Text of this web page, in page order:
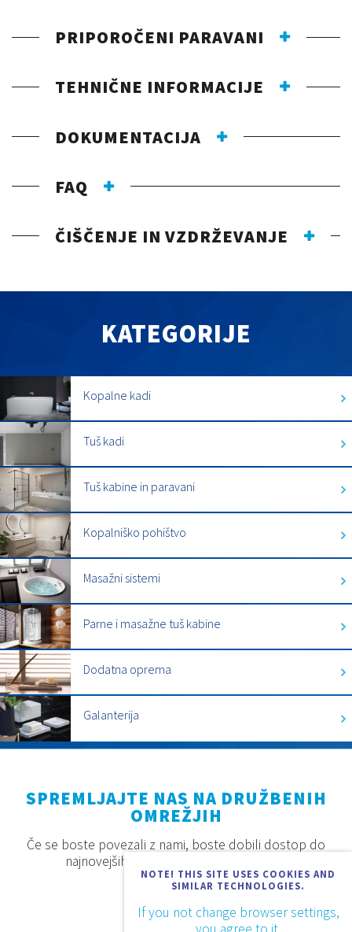
PRIPOROČENI PARAVANI
TEHNIČNE INFORMACIJE
DOKUMENTACIJA
FAQ
ČIŠČENJE IN VZDRŽEVANJE
KATEGORIJE
Kopalne kadi
Tuš kadi
Tuš kabine in paravani
Kopalniško pohištvo
Masažni sistemi
Parne i masažne tuš kabine
Dodatna oprema
Galanterija
NOTE! THIS SITE USES COOKIES AND
SIMILAR TECHNOLOGIES.
If you not change browser settings,
SPREMLJAJTE NAS NA DRUŽBENIH
OMREŽJIH
Če se boste povezali z nami, boste dobili dostop do
najnovejših proizvodov, akcij in novosti.